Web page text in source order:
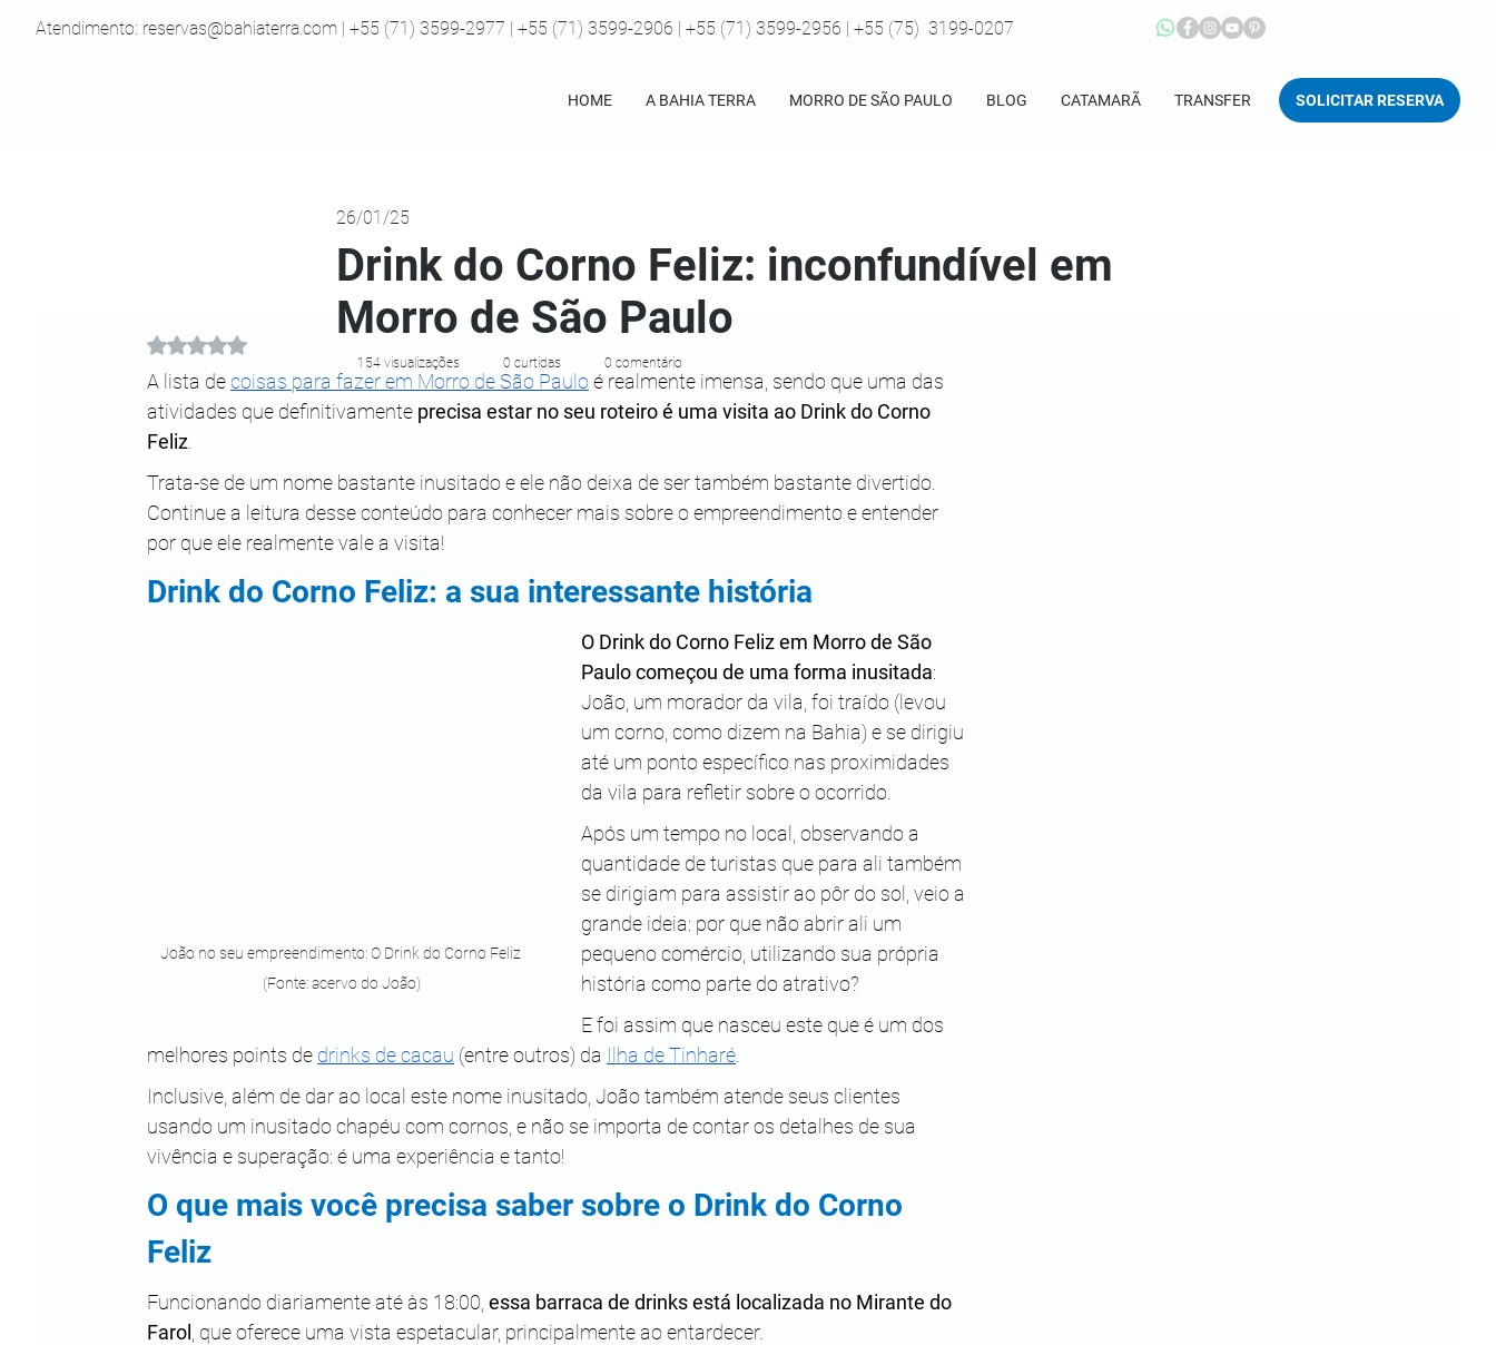
HOME A BAHIA TERRA MORRO DE SÃO PAULO BLOG CATAMARÃ TRANSFER SOLICITAR RESERVA
Atendimento: reservas@bahiaterra.com | +55 (71) 3599-2977 | +55 (71) 3599-2906 | +55 (71) 3599-2956 | +55 (75) 3199-0207
Avaliado com NaN de 5 estrelas.
A lista de coisas para fazer em Morro de São Paulo é realmente imensa, sendo que uma das
atividades que definitivamente precisa estar no seu roteiro é uma visita ao Drink do Corno
Feliz
Trata-se de um nome bastante inusitado e ele não deixa de ser também bastante divertido.
Continue a leitura desse conteúdo para conhecer mais sobre o empreendimento e entender
por que ele realmente vale a visita!
Drink do Corno Feliz: a sua interessante história
João no seu empreendimento: O Drink do Corno Feliz
(Fonte: acervo do João)
O Drink do Corno Feliz em Morro de São
Paulo começou de uma forma inusitada:
João, um morador da vila, foi traído (levou
um corno, como dizem na Bahia) e se dirigiu
até um ponto específico nas proximidades
da vila para refletir sobre o ocorrido.
Após um tempo no local, observando a
quantidade de turistas que para ali também
se dirigiam para assistir ao pôr do sol, veio a
grande ideia: por que não abrir ali um
pequeno comércio, utilizando sua própria
história como parte do atrativo?
E foi assim que nasceu este que é um dos
melhores points de drinks de cacau (entre outros) da Ilha de Tinharé
Inclusive, além de dar ao local este nome inusitado, João também atende seus clientes
usando um inusitado chapéu com cornos, e não se importa de contar os detalhes de sua
vivência e superação: é uma experiência e tanto!
O que mais você precisa saber sobre o Drink do Corno
Feliz
Funcionando diariamente até às 18:00, essa barraca de drinks está localizada no Mirante do
Farol , que oferece uma vista espetacular, principalmente ao entardecer.
154 visualizações 0 curtidas 0 comentário
Drink do Corno Feliz: inconfundível em
Morro de São Paulo
26/01/25